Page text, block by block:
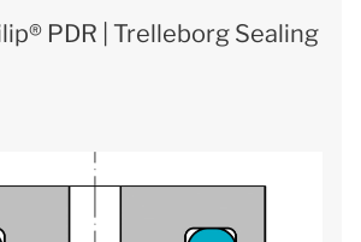
PDR | Trelleborg Sealing